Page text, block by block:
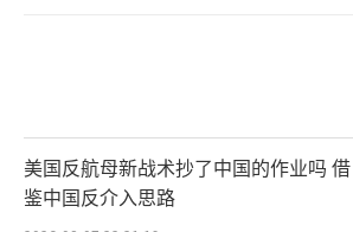
美国反航母新战术抄了中国的作业吗 借
鉴中国反介入思路